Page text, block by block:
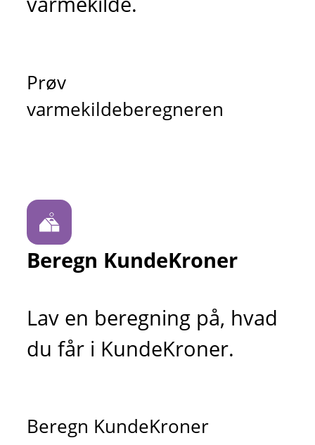
Prøv
varmekildeberegneren
Beregn KundeKroner
Lav en beregning på, hvad
du får i KundeKroner.
Beregn KundeKroner